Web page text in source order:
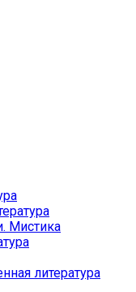
Мистика
литература